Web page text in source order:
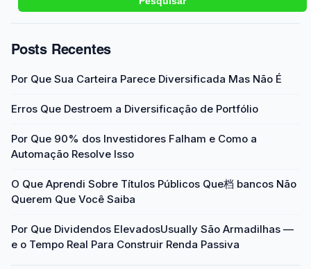
Posts Recentes
Por Que Sua Carteira Parece Diversificada Mas Não É
Erros Que Destroem a Diversificação de Portfólio
Por Que 90% dos Investidores Falham e Como a
Automação Resolve Isso
O Que Aprendi Sobre Títulos Públicos Que档 bancos Não
Querem Que Você Saiba
Por Que Dividendos ElevadosUsually São Armadilhas —
e o Tempo Real Para Construir Renda Passiva